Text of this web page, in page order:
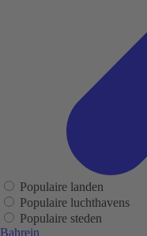
Populaire landen
Populaire luchthavens
Populaire steden
Bahrein